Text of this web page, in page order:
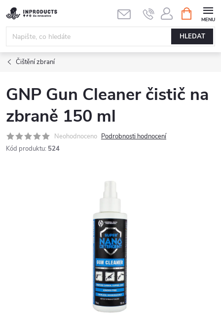
Přejít
na
obsah
HLEDAT
NÁKUPNÍ
KOŠÍK
Čištění zbraní
GNP Gun Cleaner čistič na
zbraně 150 ml
Neohodnoceno Podrobnosti hodnocení
Kód produktu: 524